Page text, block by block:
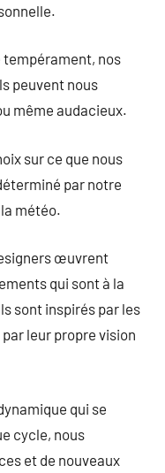
nos
peuvent nous
même audacieux.
sur ce que nous
par notre
météo.
œuvrent
qui sont à la
sont inspirés par les
leur propre vision
qui se
cycle, nous
et de nouveaux